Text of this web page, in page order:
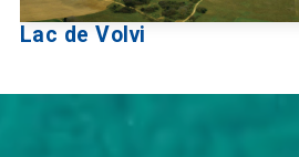
Lac de Volvi